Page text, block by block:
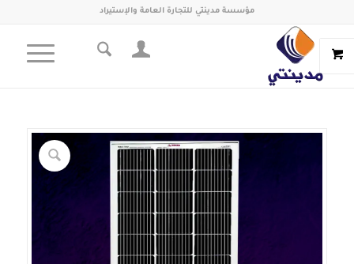
مؤسسة مدينتي للتجارة العامة والإستيراد